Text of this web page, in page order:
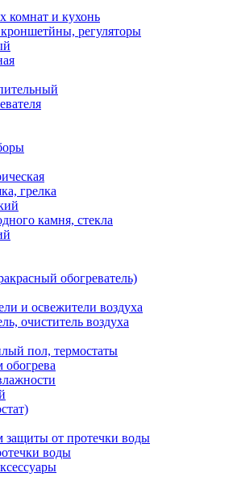
комнат и кухонь
регуляторы
грелка
камня, стекла
обогреватель)
и освежители воздуха
очиститель воздуха
пол, термостаты
обогрева
защиты от протечки воды
воды